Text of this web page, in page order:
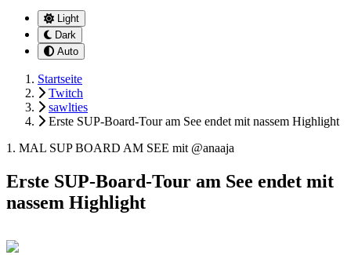
Light
Dark
Auto
Startseite
Twitch
sawlties
Erste SUP-Board-Tour am See endet mit nassem Highlight
1. MAL SUP BOARD AM SEE mit @anaaja
Erste SUP-Board-Tour am See endet mit
nassem Highlight